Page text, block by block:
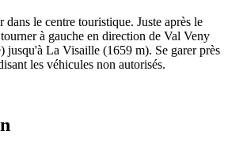
dans le centre touristique. Juste après le
à gauche en direction de Val Veny
jusqu'à La Visaille (1659 m). Se garer près
les véhicules non autorisés.